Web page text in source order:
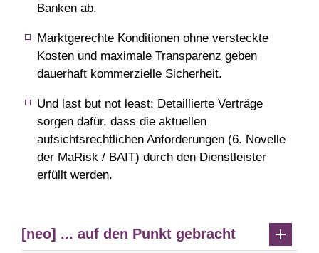
Banken ab.
Marktgerechte Konditionen ohne versteckte
Kosten und maximale Transparenz geben
dauerhaft kommerzielle Sicherheit.
Und last but not least: Detaillierte Verträge
sorgen dafür, dass die aktuellen
aufsichtsrechtlichen Anforderungen (6. Novelle
der MaRisk / BAIT) durch den Dienstleister
erfüllt werden.
[neo] ... auf den Punkt gebracht